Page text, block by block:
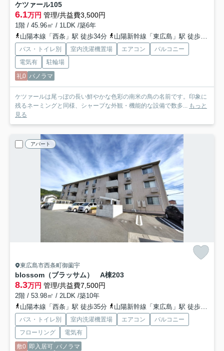
ケツァール105
6.1万円 管理/共益費3,500円
1階 / 45.96㎡ / 1LDK /築6年
山陽本線「西条」駅 徒歩34分
山陽新幹線「東広島」駅 徒歩48分
バス・トイレ別 室内洗濯機置場 エアコン
バルコニー
電気有
駐輪場
礼0 パノラマ
ケツァールは尾っぽの長い鮮やかな色彩の南米の鳥の名前です。印象に
残るネーミングと同様、シャープな外観・機能的な設備で数多... もっと
見る
アパート
東広島市西条町御薗宇
blossom（ブラッサム） A棟203
8.3万円 管理/共益費7,500円
2階 / 53.98㎡ / 2LDK /築10年
山陽本線「西条」駅 徒歩35分
山陽新幹線「東広島」駅 徒歩42分
バス・トイレ別 室内洗濯機置場 エアコン
バルコニー
フローリング
電気有
敷0 即入居可 パノラマ